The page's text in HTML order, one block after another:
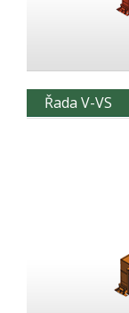
Řada V-VS